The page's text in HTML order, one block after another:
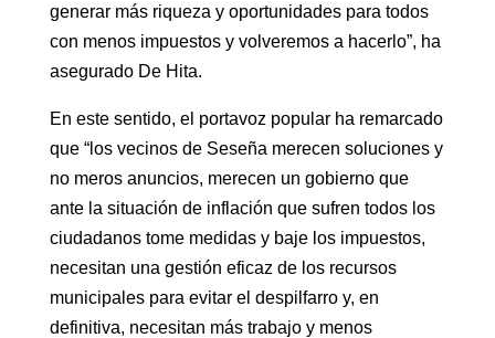
generar más riqueza y oportunidades para todos
con menos impuestos y volveremos a hacerlo”, ha
asegurado De Hita.
En este sentido, el portavoz popular ha remarcado
que “los vecinos de Seseña merecen soluciones y
no meros anuncios, merecen un gobierno que
ante la situación de inflación que sufren todos los
ciudadanos tome medidas y baje los impuestos,
necesitan una gestión eficaz de los recursos
municipales para evitar el despilfarro y, en
definitiva, necesitan más trabajo y menos